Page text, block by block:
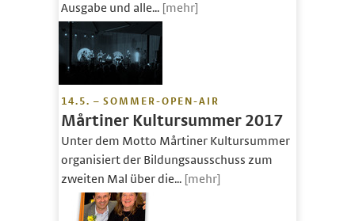
Ausgabe und alle... [mehr]
14.5. – SOMMER-OPEN-AIR
Mårtiner Kultursummer 2017
Unter dem Motto Mårtiner Kultursummer
organisiert der Bildungsausschuss zum
zweiten Mal über die... [mehr]